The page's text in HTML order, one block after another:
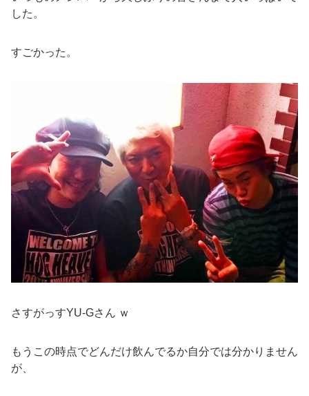
した。
すごかった。
さすがっすYU-Gさん ｗ
もうこの時点でどんだけ飲んでるか自分では分かりません
が、